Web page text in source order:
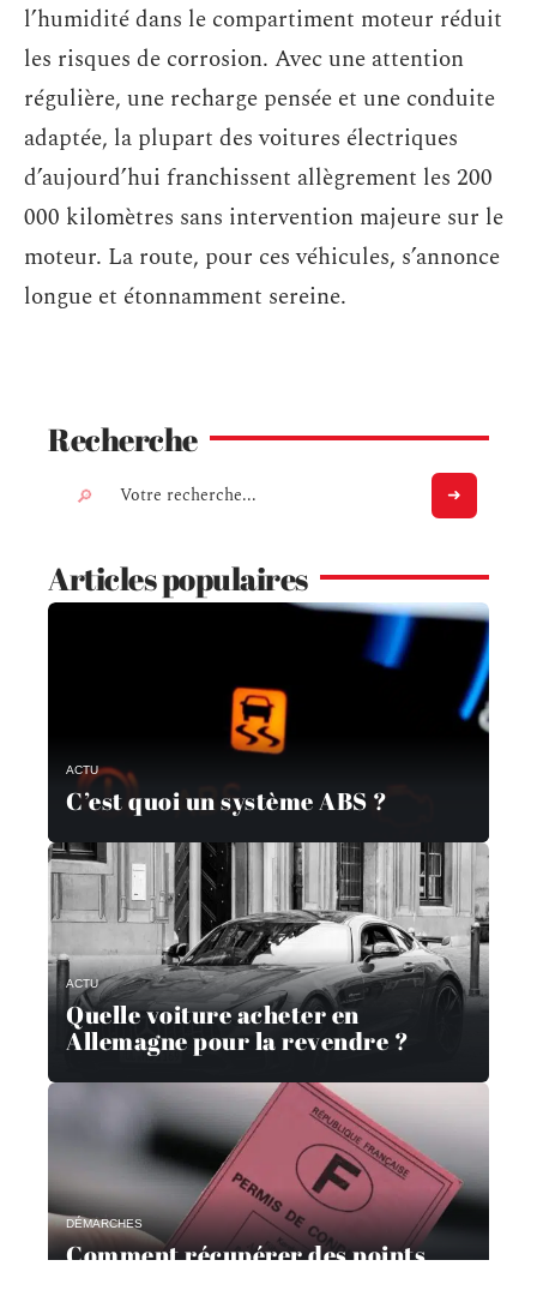
l’humidité dans le compartiment moteur réduit
les risques de corrosion. Avec une attention
régulière, une recharge pensée et une conduite
adaptée, la plupart des voitures électriques
d’aujourd’hui franchissent allègrement les 200
000 kilomètres sans intervention majeure sur le
moteur. La route, pour ces véhicules, s’annonce
longue et étonnamment sereine.
Recherche
Articles populaires
ACTU
C’est quoi un système ABS ?
ACTU
Quelle voiture acheter en
Allemagne pour la revendre ?
DÉMARCHES
Comment récupérer des points